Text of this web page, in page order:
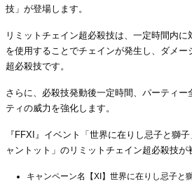
技」が登場します。
リミットチェイン超必殺技は、一定時間内
を使用することでチェインが発生し、ダメー
超必殺技です。
さらに、必殺技発動後一定時間、パーティー
ティの威力を強化します。
『FFXI』イベント「世界に在りし忌子と獅
ャントット」のリミットチェイン超必殺技が
キャンペーン名【XI】世界に在りし忌子と